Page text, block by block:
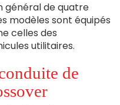
général de quatre
modèles sont équipés
celles des
utilitaires.
de